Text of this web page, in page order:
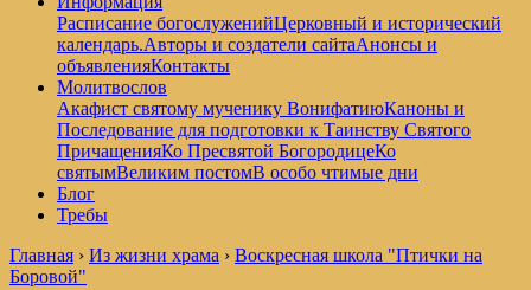
Расписание богослуженийЦерковный и исторический
календарь.Авторы и создатели сайтаАнонсы и
объявленияКонтакты
Молитвослов
Акафист святому мученику ВонифатиюКаноны и
Последование для подготовки к Таинству Святого
ПричащенияКо Пресвятой БогородицеКо
святымВеликим постомВ особо чтимые дни
Блог
Требы
Главная › Из жизни храма › Воскресная школа "Птички на
Боровой"